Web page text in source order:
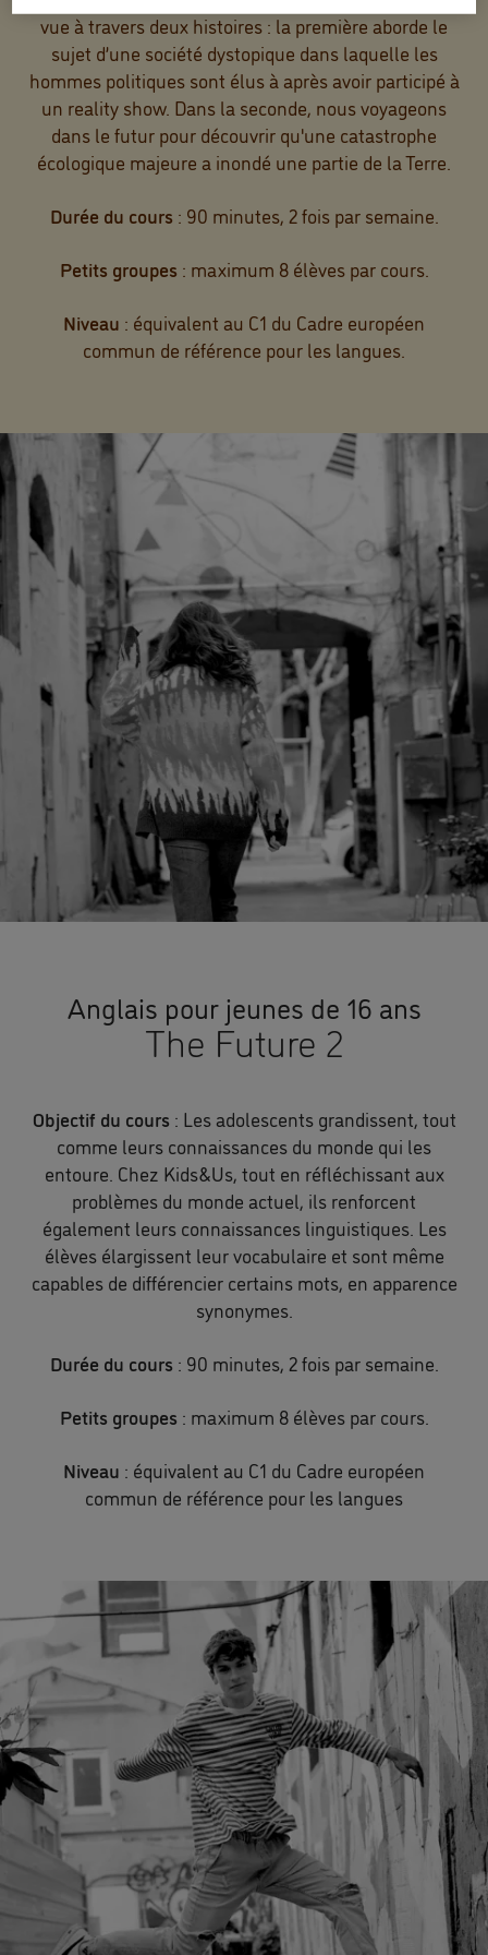
vue à travers deux histoires : la première aborde le
sujet d’une société dystopique dans laquelle les
hommes politiques sont élus à après avoir participé à
un reality show. Dans la seconde, nous voyageons
dans le futur pour découvrir qu'une catastrophe
écologique majeure a inondé une partie de la Terre.
Durée du cours : 90 minutes, 2 fois par semaine.
Petits groupes : maximum 8 élèves par cours.
Niveau : équivalent au C1 du Cadre européen
commun de référence pour les langues.
Anglais pour jeunes de 16 ans
The Future 2
Objectif du cours : Les adolescents grandissent, tout
comme leurs connaissances du monde qui les
entoure. Chez Kids&Us, tout en réfléchissant aux
problèmes du monde actuel, ils renforcent
également leurs connaissances linguistiques. Les
élèves élargissent leur vocabulaire et sont même
capables de différencier certains mots, en apparence
synonymes.
Durée du cours : 90 minutes, 2 fois par semaine.
Petits groupes : maximum 8 élèves par cours.
Niveau : équivalent au C1 du Cadre européen
commun de référence pour les langues